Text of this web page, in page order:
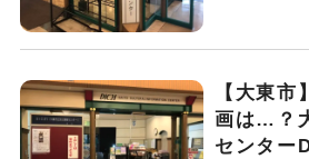
【大東市
画は…？
センター